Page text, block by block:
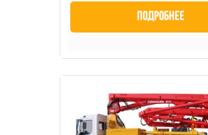
Подробнее